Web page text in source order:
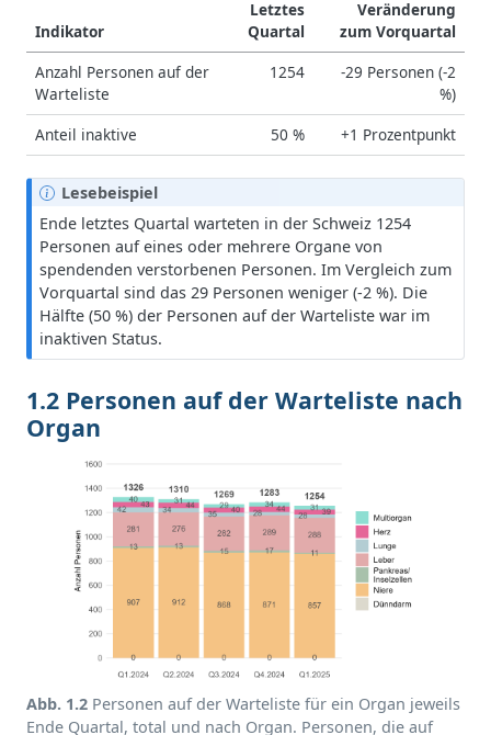
Indikator
Letztes
Quartal
Veränderung
zum Vorquartal
Anzahl Personen auf der
Warteliste
1254
-29 Personen (-2
%)
Anteil inaktive
50 % +1 Prozentpunkt
H
i
s
Lesebeispiel
Ende letztes Quartal warteten in der Schweiz 1254
Personen auf eines oder mehrere Organe von
spendenden verstorbenen Personen. Im Vergleich zum
Vorquartal sind das 29 Personen weniger (-2 %). Die
Hälfte (50 %) der Personen auf der Warteliste war im
inaktiven Status.
1.2 Personen auf der Warteliste nach
Organ
Abb. 1.2 Personen auf der Warteliste für ein Organ jeweils
Ende Quartal, total und nach Organ. Personen, die auf